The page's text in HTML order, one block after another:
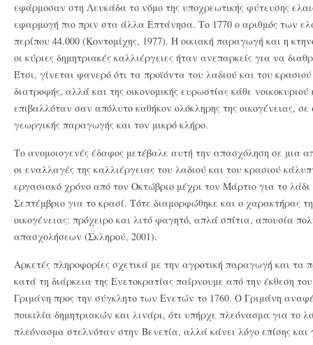
εφάρμοσαν στη Λευκάδα το νόμο της υποχρεωτικής φύτευσης
εφαρμογή πιο πριν στα άλλα Επτάνησα. Το 1770 ο αριθμός των
περίπου 44.000 (Κοντομίχης, 1977). Η οικιακή παραγωγή και η
οι κύριες δημητριακές καλλιέργειες ήταν ανεπαρκείς για να
Έτσι, γίνεται φανερό ότι τα προϊόντα του λαδιού και του
διατροφής, αλλά και της οικονομικής ευρωστίας κάθε
επιβαλλόταν σαν απόλυτο καθήκον ολόκληρης της οικογένειας, σε
γεωργικής παραγωγής και τον μικρό κλήρο.
Το ανομοιογενές έδαφος μετέβαλε αυτή την απασχόληση σε μια
οι εναλλαγές της καλλιέργειας του λαδιού και του κρασιού
εργασιακό χρόνο από τον Οκτώβριο μέχρι τον Μάρτιο για το λάδι
Σεπτέμβριο για το κρασί. Τότε διαμορφώθηκε και ο χαρακτήρας
οικογένειας: πρόχειρο και λιτό φαγητό, απλά σπίτια, απουσία
απασχολήσεων (Σκληρού, 2001).
Αρκετές πληροφορίες σχετικά με την αγροτική παραγωγή και
κατά τη διάρκεια της Ενετοκρατίας παίρνουμε από την έκθεση
Γριμάνη προς την σύγκλητο των Ενετών το 1760. Ο Γριμάνη
ποικιλία δημητριακών και λινάρι, ότι υπήρχε πλεόνασμα για το
πλεόνασμα στελνόταν στην Βενετία, αλλά κάνει λόγο επίσης